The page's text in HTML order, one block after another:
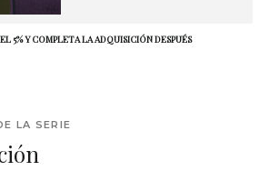
5% Y COMPLETA LA ADQUISICIÓN DESPUÉS
LA SERIE